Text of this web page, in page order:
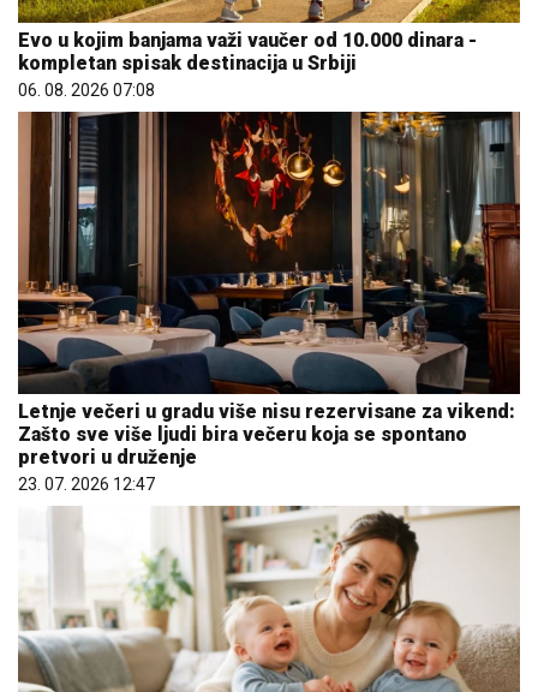
Evo u kojim banjama važi vaučer od 10.000 dinara -
kompletan spisak destinacija u Srbiji
06. 08. 2026 07:08
Letnje večeri u gradu više nisu rezervisane za vikend:
Zašto sve više ljudi bira večeru koja se spontano
pretvori u druženje
23. 07. 2026 12:47